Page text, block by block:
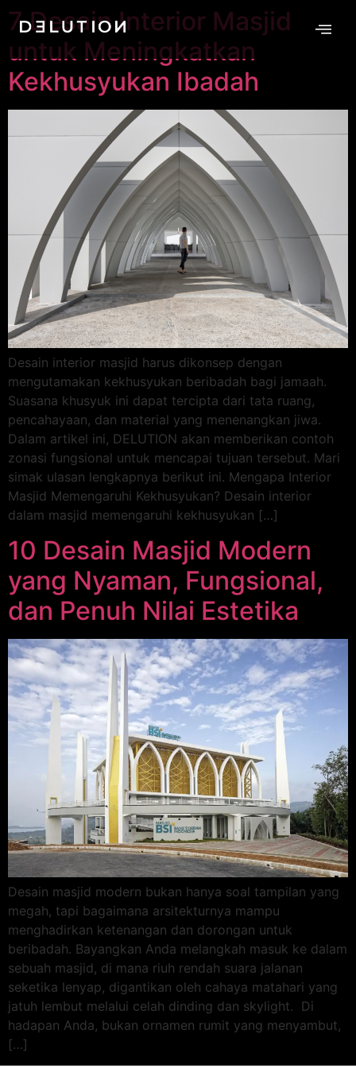
7 Desain Interior Masjid
untuk Meningkatkan
Kekhusyukan Ibadah
Desain interior masjid harus dikonsep dengan
mengutamakan kekhusyukan beribadah bagi jamaah.
Suasana khusyuk ini dapat tercipta dari tata ruang,
pencahayaan, dan material yang menenangkan jiwa.
Dalam artikel ini, DELUTION akan memberikan contoh
zonasi fungsional untuk mencapai tujuan tersebut. Mari
simak ulasan lengkapnya berikut ini. Mengapa Interior
Masjid Memengaruhi Kekhusyukan? Desain interior
dalam masjid memengaruhi kekhusyukan […]
10 Desain Masjid Modern
yang Nyaman, Fungsional,
dan Penuh Nilai Estetika
Desain masjid modern bukan hanya soal tampilan yang
megah, tapi bagaimana arsitekturnya mampu
menghadirkan ketenangan dan dorongan untuk
beribadah. Bayangkan Anda melangkah masuk ke dalam
sebuah masjid, di mana riuh rendah suara jalanan
seketika lenyap, digantikan oleh cahaya matahari yang
jatuh lembut melalui celah dinding dan skylight. Di
hadapan Anda, bukan ornamen rumit yang menyambut,
[…]